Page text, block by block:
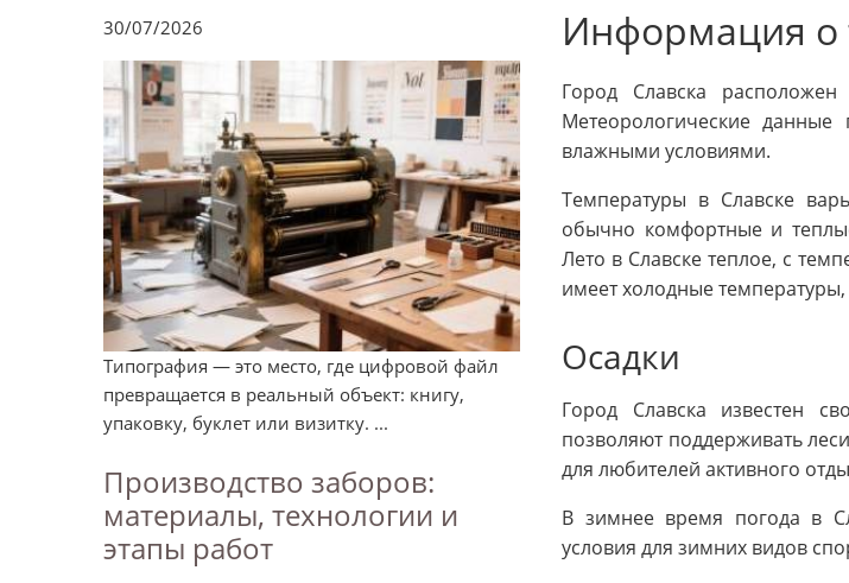
30/07/2026
Типография — это место, где цифровой файл
превращается в реальный объект: книгу,
упаковку, буклет или визитку. ...
Производство заборов:
материалы, технологии и
этапы работ
Информация о
Город Славска
Метеорологические
влажными условиями.
Температуры в Славске
обычно комфортные и
Лето в Славске теплое, с
имеет холодные
Осадки
Город Славска известен
позволяют поддерживать
для любителей активного
В зимнее время погода в
условия для зимних видов